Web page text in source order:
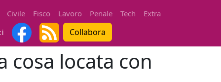
Civile Fisco Lavoro Penale Tech
Extra
Collabora
cosa locata con